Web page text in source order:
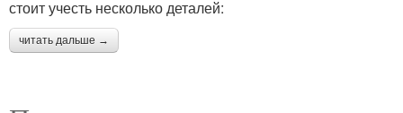
стоит учесть несколько деталей:
читать дальше →